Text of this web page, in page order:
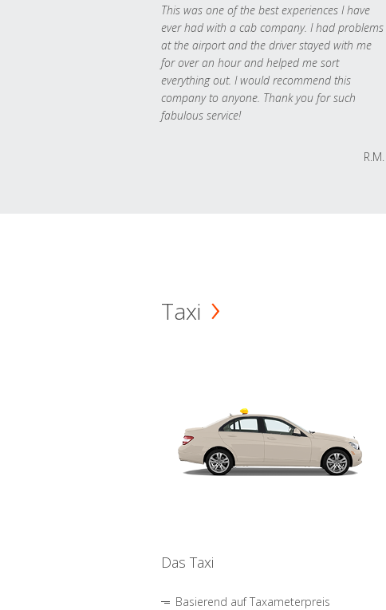
This was one of the best experiences I have
ever had with a cab company. I had problems
at the airport and the driver stayed with me
for over an hour and helped me sort
everything out. I would recommend this
company to anyone. Thank you for such
fabulous service!
R.M.
Taxi
Das Taxi
Basierend auf Taxameterpreis